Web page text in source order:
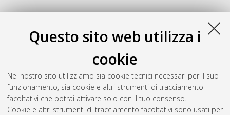
Questo sito web utilizza i
cookie
Nel nostro sito utilizziamo sia cookie tecnici necessari per il suo
funzionamento, sia cookie e altri strumenti di tracciamento
facoltativi che potrai attivare solo con il tuo consenso.
Cookie e altri strumenti di tracciamento facoltativi sono usati per